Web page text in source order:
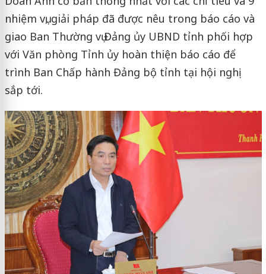
nhiệm vụ, giải pháp đã được nêu trong báo cáo và
giao Ban Thường vụ Đảng ủy UBND tỉnh phối hợp
với Văn phòng Tỉnh ủy hoàn thiện báo cáo để
trình Ban Chấp hành Đảng bộ tỉnh tại hội nghị
sắp tới.